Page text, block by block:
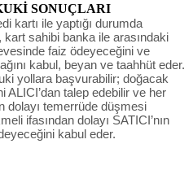
SONUÇLARI
kartı ile yaptığı durumda
sahibi banka ile arasındaki
faiz ödeyeceğini ve
kabul, beyan ve taahhüt eder.
yollara başvurabilir; doğacak
ALICI’dan talep edebilir ve her
dolayı temerrüde düşmesi
ifasından dolayı SATICI’nın
kabul eder.